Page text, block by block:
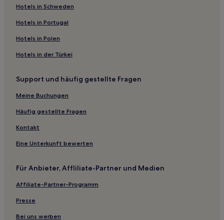
Yongxiu Hotels
Daqiaohe Hotels
Zhangshu Hotels
Hotels nahe Biluo-Berg
Hotels nahe Gao'an Museum
Hotels nahe WuNing GuiHua ZhanLanGuan
Hotels nahe Gezao-Berg von Jiangxi
Nanchang Hotels
Gao'an Hotels
Fengcheng Hotels
Gasthöfe in Shangrao
Gasthäuser in Shangrao
Gasthöfe in Wuyuan
Hotels in Schweden
Hotels in Portugal
Hotels in Polen
Hotels in der Türkei
Support und häufig gestellte Fragen
Meine Buchungen
Häufig gestellte Fragen
Kontakt
Eine Unterkunft bewerten
Für Anbieter, Affliliate-Partner und Medien
Affiliate-Partner-Programm
Presse
Bei uns werben